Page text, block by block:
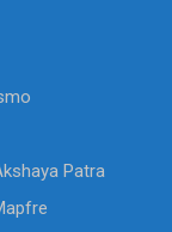
Patra